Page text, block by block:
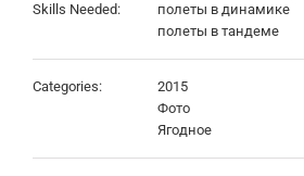
Skills Needed:
полеты в динамике
полеты в тандеме
Categories:
2015
Фото
Ягодное